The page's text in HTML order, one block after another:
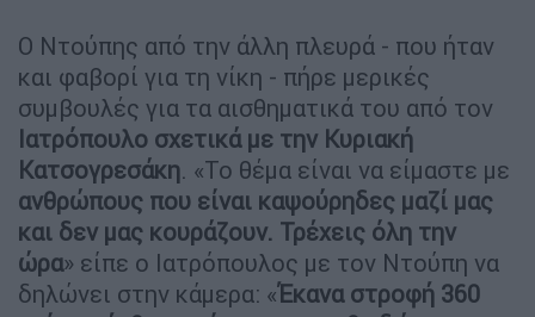
Ο Ντούπης από την άλλη πλευρά - που ήταν
και φαβορί για τη νίκη - πήρε μερικές
συμβουλές για τα αισθηματικά του από τον
Ιατρόπουλο σχετικά με την Κυριακή
Κατσογρεσάκη. «Το θέμα είναι να είμαστε με
ανθρώπους που είναι καψούρηδες μαζί μας
και δεν μας κουράζουν. Τρέχεις όλη την
ώρα» είπε ο Ιατρόπουλος με τον Ντούπη να
δηλώνει στην κάμερα: «Έκανα στροφή 360